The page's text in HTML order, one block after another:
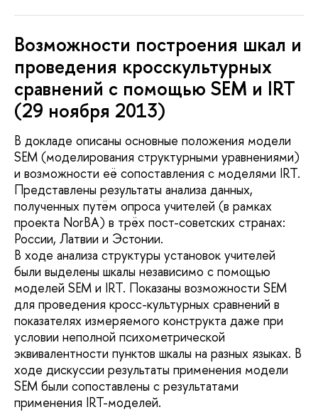
Возможности построения шкал и
проведения кросскультурных
сравнений с помощью SEM и IRT
(29 ноября 2013)
В докладе описаны основные положения модели
SEM (моделирования структурными уравнениями)
и возможности её сопоставления с моделями IRT.
Представлены результаты анализа данных,
полученных путём опроса учителей (в рамках
проекта NorBA) в трёх пост-советских странах:
России, Латвии и Эстонии.
В ходе анализа структуры установок учителей
были выделены шкалы независимо с помощью
моделей SEM и IRT. Показаны возможности SEM
для проведения кросс-культурных сравнений в
показателях измеряемого конструкта даже при
условии неполной психометрической
эквивалентности пунктов шкалы на разных языках. В
ходе дискуссии результаты применения модели
SEM были сопоставлены с результатами
применения IRT-моделей.